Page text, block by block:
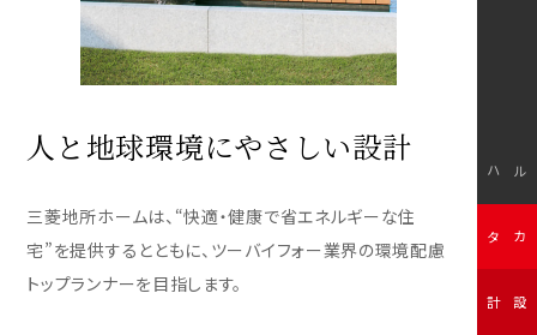
人と地球環境にやさしい設計
三菱地所ホームは、“快適・健康で省エネルギーな住
宅”を提供するとともに、ツーバイフォー業界の環境配慮
トップランナーを目指します。